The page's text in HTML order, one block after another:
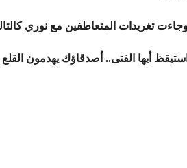
تغريدات المتعاطفين مع نوري
استيقظ أيها الفتى.. أصدقاؤك يهدمون